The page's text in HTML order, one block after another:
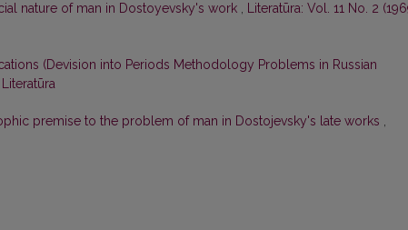
nature of man in Dostoyevsky's work , Literatūra: Vol. 11 No. 2
(Devision into Periods Methodology Problems in Russian
Literatūra
premise to the problem of man in Dostojevsky's late works ,